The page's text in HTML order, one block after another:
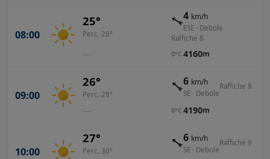
08:00
25°
Perc. 28°
—
4 km/h
ESE · Debole
Raffiche 8
0°C 4160m
09:00
26°
Perc. 28°
—
6 km/h
SE · Debole
Raffiche 8
0°C 4190m
10:00
27°
Perc. 30°
6 km/h
SE · Debole
Raffiche 9